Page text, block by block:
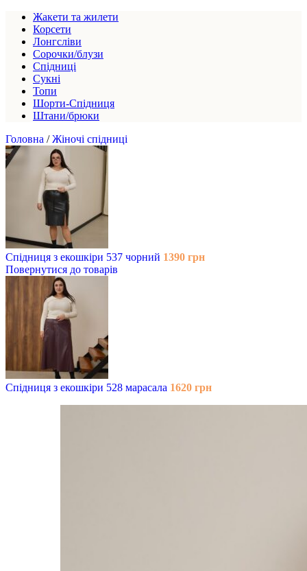
Жакети та жилети
Корсети
Лонгсліви
Сорочки/блузи
Спідниці
Сукні
Топи
Шорти-Спідниця
Штани/брюки
Головна / Жіночі спідниці
Спідниця з екошкіри 537 чорний 1390 грн
Повернутися до товарів
Спідниця з екошкіри 528 марасала 1620 грн